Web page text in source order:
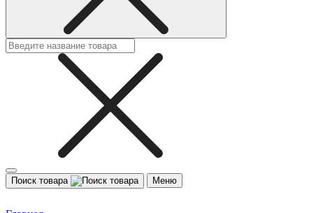
Поиск товара Меню